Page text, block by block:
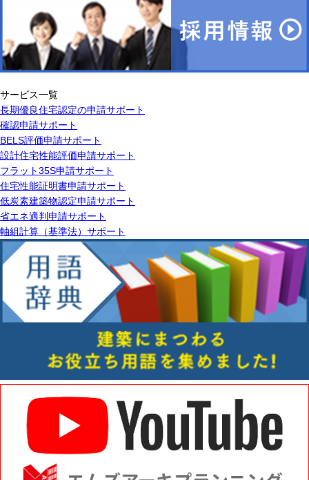
サービス一覧
長期優良住宅認定の申請サポート
確認申請サポート
BELS評価申請サポート
設計住宅性能評価申請サポート
フラット35S申請サポート
住宅性能証明書申請サポート
低炭素建築物認定申請サポート
省エネ適判申請サポート
軸組計算（基準法）サポート